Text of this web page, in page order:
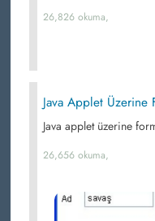
26,826 okuma,
Java Applet Üzerine
Java applet üzerine
26,656 okuma,